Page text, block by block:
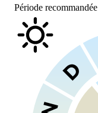
Période recommandée